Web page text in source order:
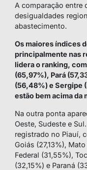
A comparação entre
desigualdades
abastecimento.
Os maiores índices
principalmente nas
lidera o ranking,
(65,97%), Pará
(56,48%) e Sergipe
estão bem acima da
Na outra ponta
Oeste, Sudeste e
registrado no Piauí,
Goiás (27,13%),
Federal (31,55%),
(32,15%) e Paraná